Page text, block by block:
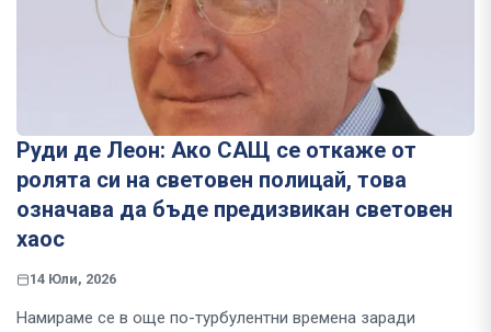
Руди де Леон: Ако САЩ се откаже от
ролята си на световен полицай, това
означава да бъде предизвикан световен
хаос
14 Юли, 2026
Намираме се в още по-турбулентни времена заради